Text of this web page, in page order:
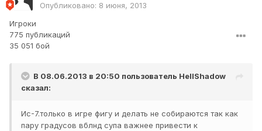
Опубликовано: 8 июня, 2013
Игроки
775 публикаций
35 051 бой
В 08.06.2013 в 20:50 пользователь HellShadow
сказал:
Ис-7.только в игре фигу и делать не собираются так как
пару градусов вблнд супа важнее привести к